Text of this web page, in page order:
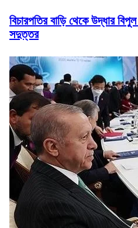
বিচারপতির বাড়ি থেকে উদ্ধার
সদুত্তর